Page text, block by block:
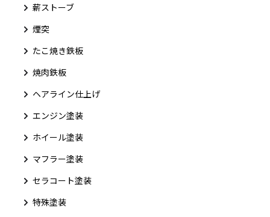
薪ストーブ
煙突
たこ焼き鉄板
焼肉鉄板
ヘアライン仕上げ
エンジン塗装
ホイール塗装
マフラー塗装
セラコート塗装
特殊塗装